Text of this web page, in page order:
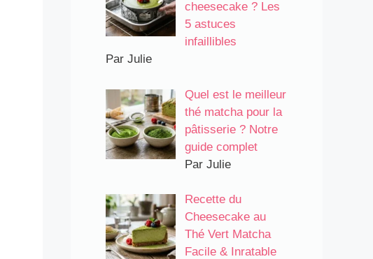
cheesecake ? Les
5 astuces
infaillibles
Par Julie
Quel est le meilleur
thé matcha pour la
pâtisserie ? Notre
guide complet
Par Julie
Recette du
Cheesecake au
Thé Vert Matcha
Facile & Inratable